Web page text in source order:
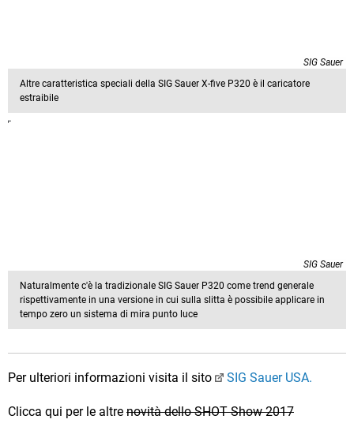
SIG Sauer
Altre caratteristica speciali della SIG Sauer X-five P320 è il caricatore
estraibile
SIG Sauer
Naturalmente c'è la tradizionale SIG Sauer P320 come trend generale
rispettivamente in una versione in cui sulla slitta è possibile applicare in
tempo zero un sistema di mira punto luce
Per ulteriori informazioni visita il sito SIG Sauer USA.
Clicca qui per le altre novità dello SHOT Show 2017